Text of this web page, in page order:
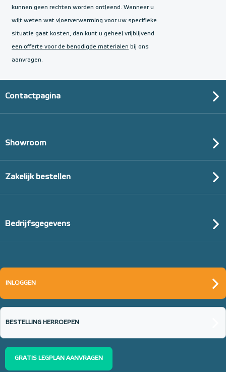
kunnen geen rechten worden ontleend. Wanneer u
wilt weten wat vloerverwarming voor uw specifieke
situatie gaat kosten, dan kunt u geheel vrijblijvend
een offerte voor de benodigde materialen bij ons
aanvragen.
Contactpagina
Showroom
Zakelijk bestellen
Bedrijfsgegevens
INLOGGEN
BESTELLING HERROEPEN
GRATIS LEGPLAN AANVRAGEN